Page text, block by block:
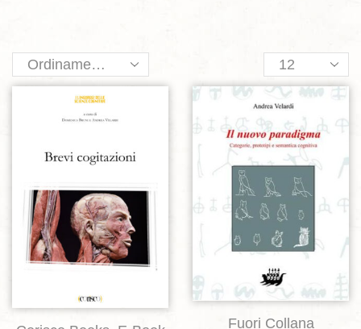
Products
per
page
Aggiungi alla lista dei desideri Aggiungi alla lista dei desideri
Fuori Collana